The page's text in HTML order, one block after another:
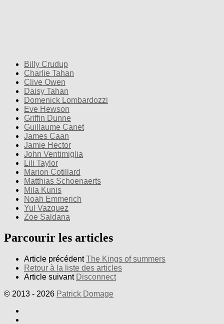
Billy Crudup
Charlie Tahan
Clive Owen
Daisy Tahan
Domenick Lombardozzi
Eve Hewson
Griffin Dunne
Guillaume Canet
James Caan
Jamie Hector
John Ventimiglia
Lili Taylor
Marion Cotillard
Matthias Schoenaerts
Mila Kunis
Noah Emmerich
Yul Vazquez
Zoe Saldana
Parcourir les articles
Article précédent The Kings of summers
Retour à la liste des articles
Article suivant Disconnect
© 2013 - 2026 Patrick Domage